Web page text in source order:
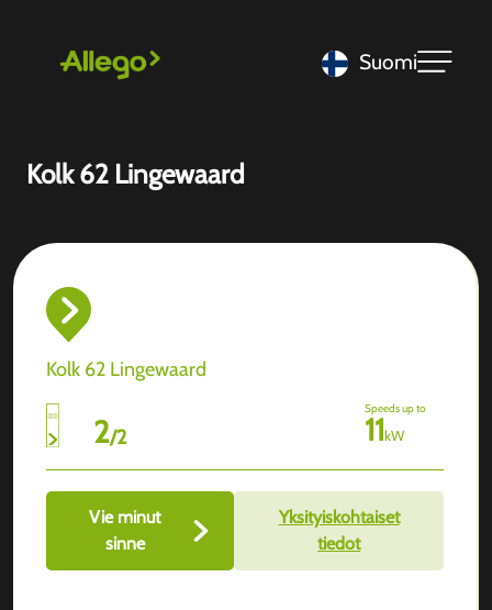
Suomi
Kolk 62 Lingewaard
Kolk 62 Lingewaard
2/2
Speeds up to
11kW
Vie minut
sinne
Yksityiskohtaiset
tiedot